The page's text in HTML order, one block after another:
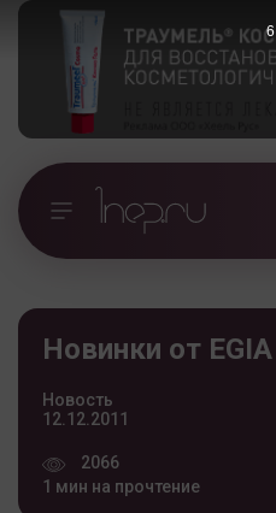
Новинки от EGIA
Новость
12.12.2011
2066
1 мин на прочтение
5